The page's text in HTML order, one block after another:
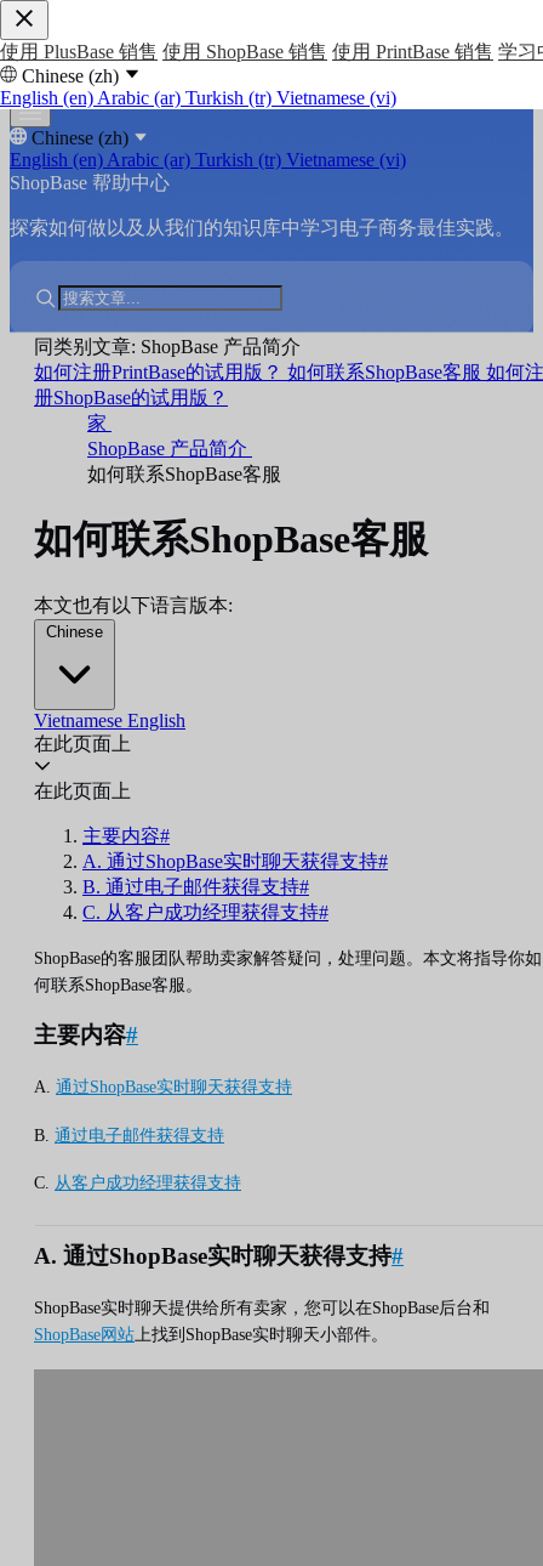
使用 PlusBase 销售 使用 ShopBase 销售 使用 PrintBase 销售 学习
Chinese (zh)
English (en) Arabic (ar) Turkish (tr) Vietnamese (vi)
Chinese (zh)
English (en) Arabic (ar) Turkish (tr) Vietnamese (vi)
ShopBase 帮助中心
探索如何做以及从我们的知识库中学习电子商务最佳实践。
同类别文章: ShopBase 产品简介
如何注册PrintBase的试用版？ 如何联系ShopBase客服 如何注
册ShopBase的试用版？
家
ShopBase 产品简介
如何联系ShopBase客服
如何联系ShopBase客服
本文也有以下语言版本:
Chinese
Vietnamese English
在此页面上
在此页面上
主要内容#
A. 通过ShopBase实时聊天获得支持#
B. 通过电子邮件获得支持#
C. 从客户成功经理获得支持#
ShopBase的客服团队帮助卖家解答疑问，处理问题。本文将指导你如
何联系ShopBase客服。
主要内容#
A. 通过ShopBase实时聊天获得支持
B. 通过电子邮件获得支持
C. 从客户成功经理获得支持
A. 通过ShopBase实时聊天获得支持#
ShopBase实时聊天提供给所有卖家，您可以在ShopBase后台和
ShopBase网站 上找到ShopBase实时聊天小部件。